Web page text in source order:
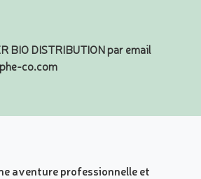
BIO DISTRIBUTION par email
co.com
aventure professionnelle et